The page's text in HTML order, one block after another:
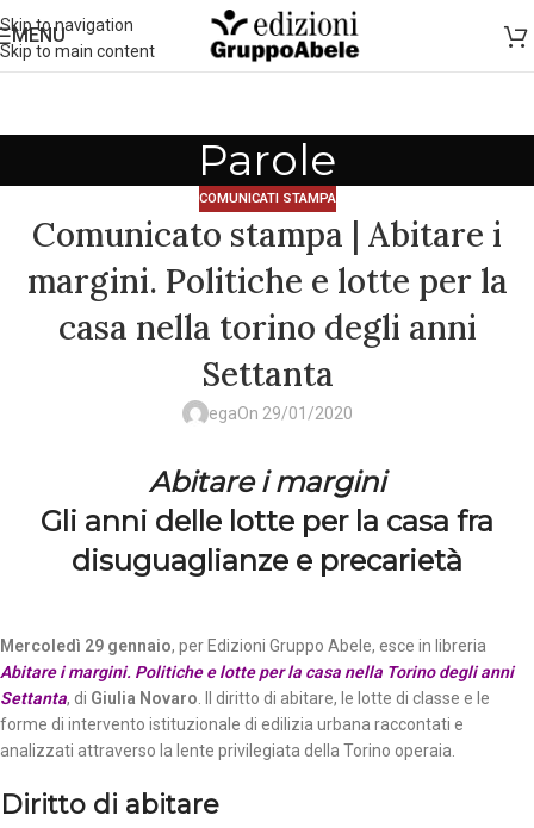
Skip to navigation
Skip to main content
MENU
Parole
COMUNICATI STAMPA
Comunicato stampa | Abitare i
margini. Politiche e lotte per la
casa nella torino degli anni
Settanta
egaOn 29/01/2020
Abitare i margini
Gli anni delle lotte per la casa fra
disuguaglianze e precarietà
Mercoledì 29 gennaio, per Edizioni Gruppo Abele, esce in libreria
Abitare i margini. Politiche e lotte per la casa nella Torino degli anni
Settanta, di Giulia Novaro. Il diritto di abitare, le lotte di classe e le
forme di intervento istituzionale di edilizia urbana raccontati e
analizzati attraverso la lente privilegiata della Torino operaia.
Diritto di abitare